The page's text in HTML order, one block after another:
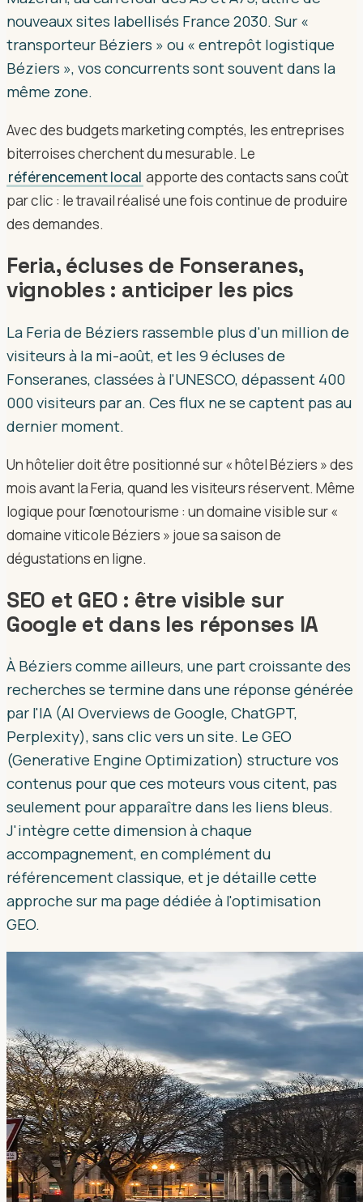
nouveaux sites labellisés France 2030. Sur «
transporteur Béziers » ou « entrepôt logistique
Béziers », vos concurrents sont souvent dans la
même zone.
Avec des budgets marketing comptés, les entreprises
biterroises cherchent du mesurable. Le
référencement local apporte des contacts sans coût
par clic : le travail réalisé une fois continue de produire
des demandes.
Feria, écluses de Fonseranes,
vignobles : anticiper les pics
La Feria de Béziers rassemble plus d'un million de
visiteurs à la mi-août, et les 9 écluses de
Fonseranes, classées à l'UNESCO, dépassent 400
000 visiteurs par an. Ces flux ne se captent pas au
dernier moment.
Un hôtelier doit être positionné sur « hôtel Béziers » des
mois avant la Feria, quand les visiteurs réservent. Même
logique pour l'œnotourisme : un domaine visible sur «
domaine viticole Béziers » joue sa saison de
dégustations en ligne.
SEO et GEO : être visible sur
Google et dans les réponses IA
À Béziers comme ailleurs, une part croissante des
recherches se termine dans une réponse générée
par l'IA (AI Overviews de Google, ChatGPT,
Perplexity), sans clic vers un site. Le GEO
(Generative Engine Optimization) structure vos
contenus pour que ces moteurs vous citent, pas
seulement pour apparaître dans les liens bleus.
J'intègre cette dimension à chaque
accompagnement, en complément du
référencement classique, et je détaille cette
approche sur ma page dédiée à l'optimisation
GEO.